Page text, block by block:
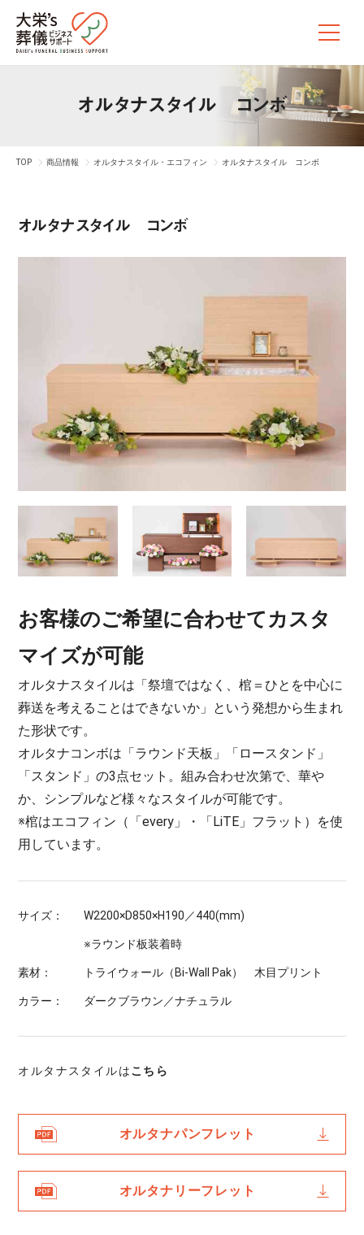
オルタナスタイル コンボ
TOP 商品情報 オルタナスタイル・エコフィン オルタナスタイル コンボ
オルタナスタイル コンボ
お客様のご希望に合わせてカスタ
マイズが可能
オルタナスタイルは「祭壇ではなく、棺＝ひとを中心に
葬送を考えることはできないか」という発想から生まれ
た形状です。
オルタナコンボは「ラウンド天板」「ロースタンド」
「スタンド」の3点セット。組み合わせ次第で、華や
か、シンプルなど様々なスタイルが可能です。
※棺はエコフィン（ 「every」 ・ 「LiTE」フラット ）を使
用しています。
サイズ： W2200×D850×H190／440(mm)
※ラウンド板装着時
素材： トライウォール（Bi-Wall Pak） 木目プリント
カラー： ダークブラウン／ナチュラル
オルタナスタイルはこちら
オルタナパンフレット
オルタナリーフレット